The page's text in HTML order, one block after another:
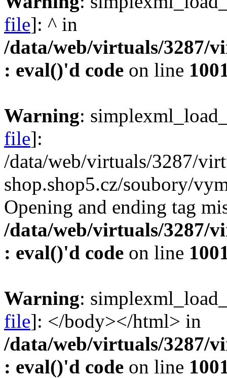
file]: ^ in
/data/web/virtuals/3287/
: eval()'d code on line
Warning:
file]:
/data/web/virtuals/3287/
shop.shop5.cz/soubory/
Opening and ending tag
/data/web/virtuals/3287/
: eval()'d code on line
Warning:
file]: </body></html> in
/data/web/virtuals/3287/
: eval()'d code on line